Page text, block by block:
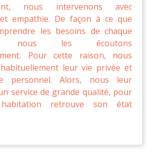
nous intervenons avec
empathie. De façon à ce que
les besoins de chaque
nous les écoutons
Pour cette raison, nous
leur vie privée et
personnel. Alors, nous leur
service de grande qualité, pour
retrouve son état